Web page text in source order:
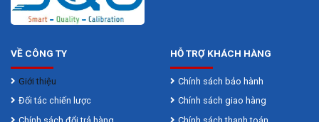
VỀ CÔNG TY
Giới thiệu
Đối tác chiến lược
HỖ TRỢ KHÁCH HÀNG
Chính sách bảo hành
Chính sách giao hàng